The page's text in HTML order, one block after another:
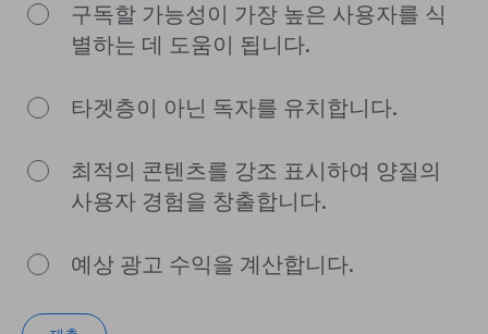
구독할 가능성이 가장 높은 사용자를 식
별하는 데 도움이 됩니다.
타겟층이 아닌 독자를 유치합니다.
최적의 콘텐츠를 강조 표시하여 양질의
사용자 경험을 창출합니다.
예상 광고 수익을 계산합니다.